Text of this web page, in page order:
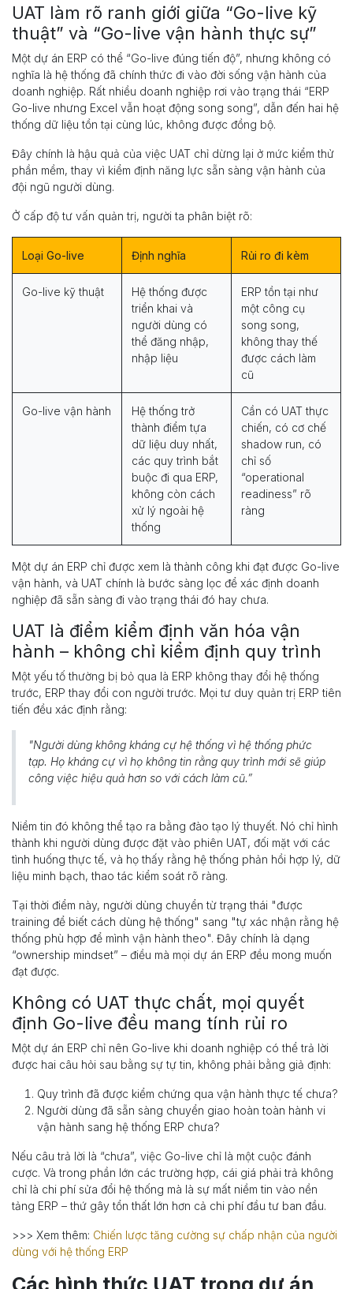
UAT làm rõ ranh giới giữa “Go-live kỹ
thuật” và “Go-live vận hành thực sự”
Một dự án ERP có thể “Go-live đúng tiến độ”, nhưng không có
nghĩa là hệ thống đã chính thức đi vào đời sống vận hành của
doanh nghiệp. Rất nhiều doanh nghiệp rơi vào trạng thái “ERP
Go-live nhưng Excel vẫn hoạt động song song”, dẫn đến hai hệ
thống dữ liệu tồn tại cùng lúc, không được đồng bộ.
Đây chính là hậu quả của việc UAT chỉ dừng lại ở mức kiểm thử
phần mềm, thay vì kiểm định năng lực sẵn sàng vận hành của
đội ngũ người dùng.
Ở cấp độ tư vấn quản trị, người ta phân biệt rõ:
Loại Go-live Định nghĩa Rủi ro đi kèm
Go-live kỹ thuật
Hệ thống được
triển khai và
người dùng có
thể đăng nhập,
nhập liệu
ERP tồn tại như
một công cụ
song song,
không thay thế
được cách làm
cũ
Go-live vận hành
Hệ thống trở
thành điểm tựa
dữ liệu duy nhất,
các quy trình bắt
buộc đi qua ERP,
không còn cách
xử lý ngoài hệ
thống
Cần có UAT thực
chiến, có cơ chế
shadow run, có
chỉ số
“operational
readiness” rõ
ràng
Một dự án ERP chỉ được xem là thành công khi đạt được Go-live
vận hành, và UAT chính là bước sàng lọc để xác định doanh
nghiệp đã sẵn sàng đi vào trạng thái đó hay chưa.
UAT là điểm kiểm định văn hóa vận
hành – không chỉ kiểm định quy trình
Một yếu tố thường bị bỏ qua là ERP không thay đổi hệ thống
trước, ERP thay đổi con người trước. Mọi tư duy quản trị ERP tiên
tiến đều xác định rằng:
"Người dùng không kháng cự hệ thống vì hệ thống phức
tạp. Họ kháng cự vì họ không tin rằng quy trình mới sẽ giúp
công việc hiệu quả hơn so với cách làm cũ.”
Niềm tin đó không thể tạo ra bằng đào tạo lý thuyết. Nó chỉ hình
thành khi người dùng được đặt vào phiên UAT, đối mặt với các
tình huống thực tế, và họ thấy rằng hệ thống phản hồi hợp lý, dữ
liệu minh bạch, thao tác kiểm soát rõ ràng.
Tại thời điểm này, người dùng chuyển từ trạng thái "được
training để biết cách dùng hệ thống" sang "tự xác nhận rằng hệ
thống phù hợp để mình vận hành theo". Đây chính là dạng
“ownership mindset” – điều mà mọi dự án ERP đều mong muốn
đạt được.
Không có UAT thực chất, mọi quyết
định Go-live đều mang tính rủi ro
Một dự án ERP chỉ nên Go-live khi doanh nghiệp có thể trả lời
được hai câu hỏi sau bằng sự tự tin, không phải bằng giả định:
Quy trình đã được kiểm chứng qua vận hành thực tế chưa?
Người dùng đã sẵn sàng chuyển giao hoàn toàn hành vi
vận hành sang hệ thống ERP chưa?
Nếu câu trả lời là “chưa”, việc Go-live chỉ là một cuộc đánh
cược. Và trong phần lớn các trường hợp, cái giá phải trả không
chỉ là chi phí sửa đổi hệ thống mà là sự mất niềm tin vào nền
tảng ERP – thứ gây tổn thất lớn hơn cả chi phí đầu tư ban đầu.
>>> Xem thêm: Chiến lược tăng cường sự chấp nhận của người
dùng với hệ thống ERP